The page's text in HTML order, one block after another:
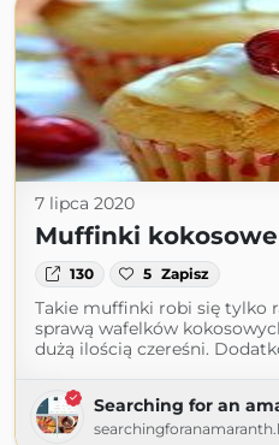
7 lipca 2020
Muffinki
130 5 Zapisz
Takie muffinki robi się tylko
sprawą wafelków
dużą ilością czereśni.
Searching for an